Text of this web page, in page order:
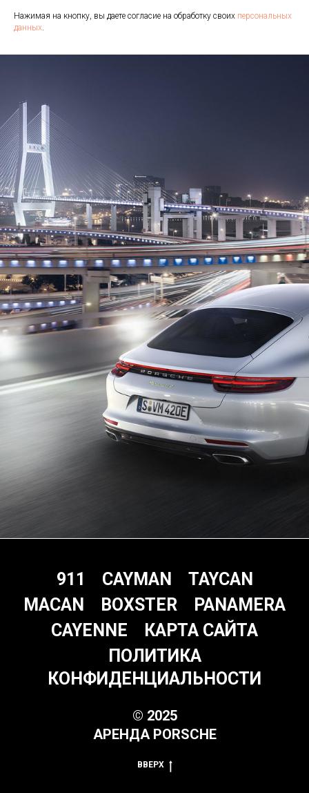
Нажимая на кнопку, вы даете согласие на обработку своих персональных
данных.
911 CAYMAN
TAYCAN
MACAN
BOXSTER
PANAMERA
CAYENNE
КАРТА САЙТА
ПОЛИТИКА
КОНФИДЕНЦИАЛЬНОСТИ
© 2025
АРЕНДА PORSCHE
ВВЕРХ